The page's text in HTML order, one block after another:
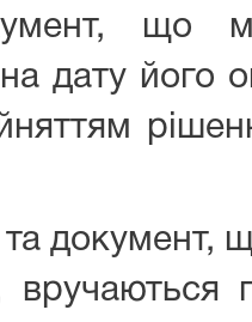
що
дату його
та документ,
вручаються